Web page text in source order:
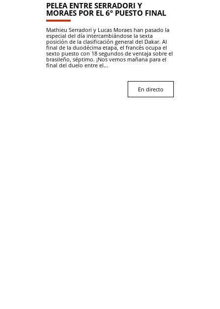
PELEA ENTRE SERRADORI Y
MORAES POR EL 6º PUESTO FINAL
Mathieu Serradori y Lucas Moraes han pasado la
especial del día intercambiándose la sexta
posición de la clasificación general del Dakar. Al
final de la duodécima etapa, el francés ocupa el
sexto puesto con 18 segundos de ventaja sobre el
brasileño, séptimo. ¡Nos vemos mañana para el
final del duelo entre el...
En directo